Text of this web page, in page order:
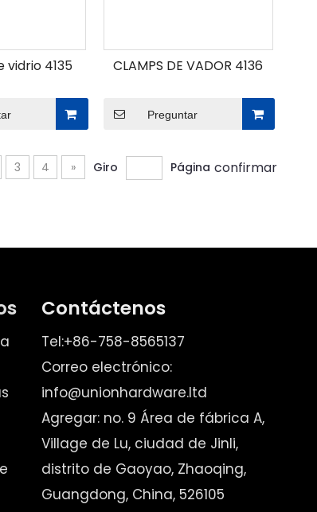
vidrio 4135 CLAMPS DE VADOR 4136
Preguntar
3 4 » Giro Página confirmar
Contáctenos
Tel:+86-758-8565137
Correo electrónico:
info@unionhardware.ltd
Agregar: no. 9 Área de fábrica A,
Village de Lu, ciudad de Jinli,
distrito de Gaoyao, Zhaoqing,
Guangdong, China, 526105